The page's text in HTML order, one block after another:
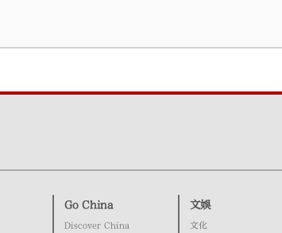
Go China
Discover China
文娛
文化